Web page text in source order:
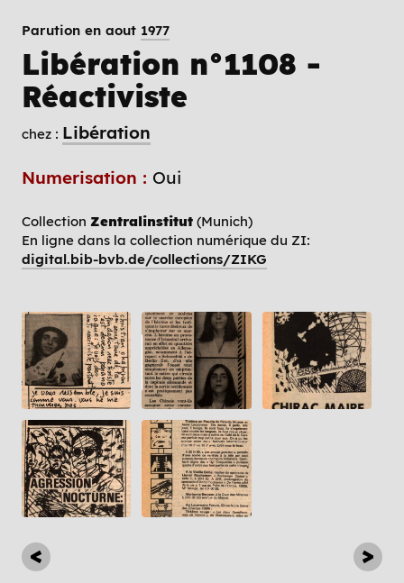
Parution en aout 1977
Libération n°1108 -
Réactiviste
chez : Libération
Numerisation : Oui
Collection Zentralinstitut (Munich)
En ligne dans la collection numérique du ZI:
digital.bib-bvb.de/collections/ZIKG